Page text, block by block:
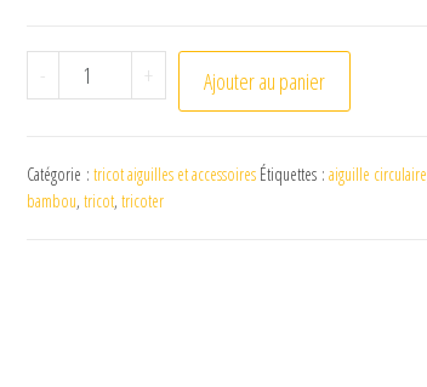
- quantité de aiguille circulaire 40 cm n°8
+ Ajouter au panier
Catégorie : tricot aiguilles et accessoires Étiquettes : aiguille circulaire
bambou, tricot, tricoter